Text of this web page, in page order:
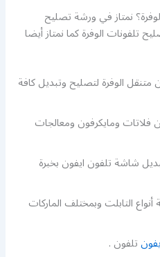
نمتاز في ورشة تصليح
تلفونات الوفرة كما نمتاز أيضا
الوفرة لتصليح وتبديل كافة
فلاتات ومايكرفون ومعالجات
شاشة تلفون ايفون بخبرة
أنواع التابلت وبمختلف الماركات
تلفون .